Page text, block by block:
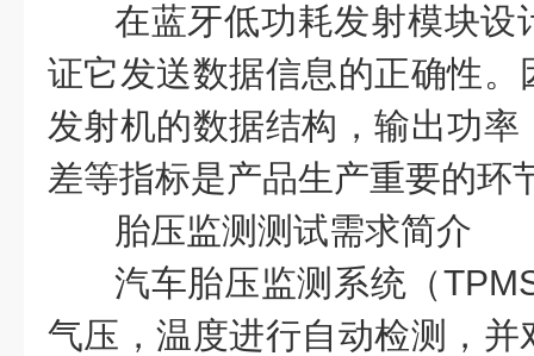
在蓝牙低功耗发射模块设
证它发送数据信息的正确性
发射机的数据结构，输出功
差等指标是产品生产重要的环
胎压监测测试需求简介
汽车胎压监测系统（
气压，温度进行自动检测，